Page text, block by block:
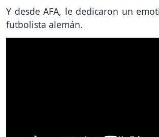
Y desde AFA, le dedicaron un
futbolista alemán.